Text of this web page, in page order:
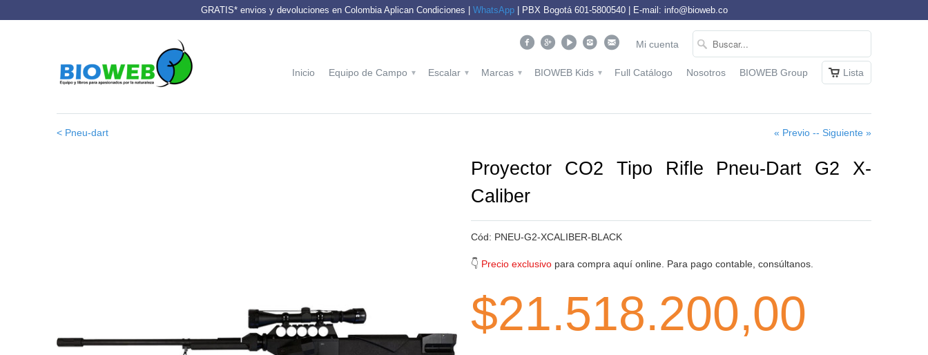
GRATIS* envios y devoluciones en Colombia Aplican Condiciones | WhatsApp| PBX Bogotá 601-5800540 | E-mail: info@bioweb.co
Mi cuenta
Inicio Equipo de Campo ▾ Escalar ▾ Marcas ▾ BIOWEB Kids ▾ Full Catálogo Nosotros BIOWEB Group Lista
« Previo -- Siguiente »
< Pneu-dart
Proyector CO2 Tipo Rifle Pneu-Dart G2 X-
Caliber
Cód: PNEU-G2-XCALIBER-BLACK
👇 Precio exclusivo para compra aquí online. Para pago contable, consúltanos.
$21.518.200,00